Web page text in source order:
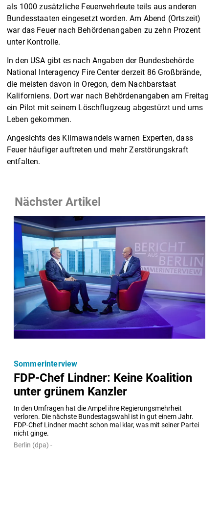
als 1000 zusätzliche Feuerwehrleute teils aus anderen
Bundesstaaten eingesetzt worden. Am Abend (Ortszeit)
war das Feuer nach Behördenangaben zu zehn Prozent
unter Kontrolle.
In den USA gibt es nach Angaben der Bundesbehörde
National Interagency Fire Center derzeit 86 Großbrände,
die meisten davon in Oregon, dem Nachbarstaat
Kaliforniens. Dort war nach Behördenangaben am Freitag
ein Pilot mit seinem Löschflugzeug abgestürzt und ums
Leben gekommen.
Angesichts des Klimawandels warnen Experten, dass
Feuer häufiger auftreten und mehr Zerstörungskraft
entfalten.
Nächster Artikel
FDP-Chef Lindner: Keine Koalition
unter grünem Kanzler
In den Umfragen hat die Ampel ihre Regierungsmehrheit
verloren. Die nächste Bundestagswahl ist in gut einem Jahr.
FDP-Chef Lindner macht schon mal klar, was mit seiner Partei
nicht ginge.
Sommerinterview
Berlin (dpa) -